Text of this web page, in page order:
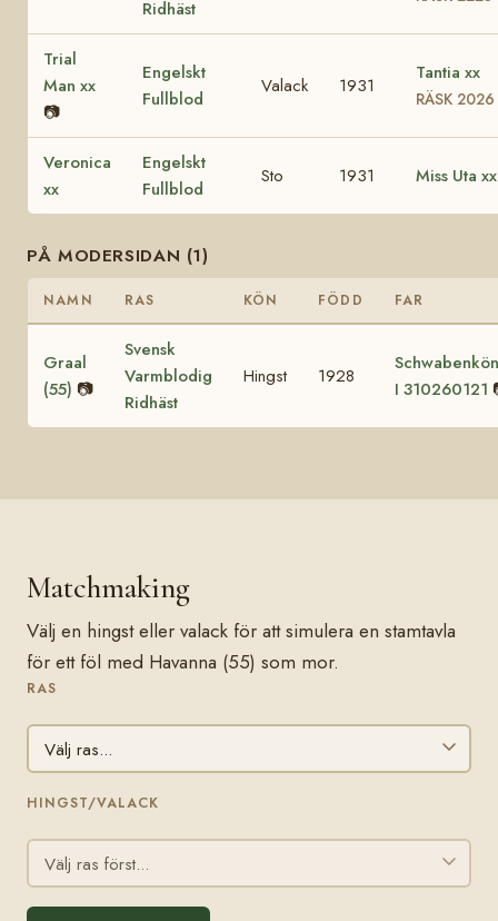
Ridhäst
Trial
Man xx
📷
Engelskt
Fullblod
Valack 1931
Tantia xx
RÄSK 2026
Veronica
xx
Engelskt
Fullblod
Sto 1931 Miss Uta xx
PÅ MODERSIDAN (1)
NAMN RAS KÖN FÖDD FAR
Graal
(55) 📷
Svensk
Varmblodig
Ridhäst
Hingst 1928
I 310260121
Matchmaking
Välj en hingst eller valack för att simulera en stamtavla
för ett föl med Havanna (55) som mor.
RAS
HINGST/VALACK